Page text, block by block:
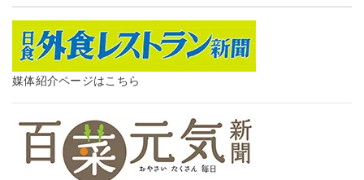
媒体紹介ページはこちら